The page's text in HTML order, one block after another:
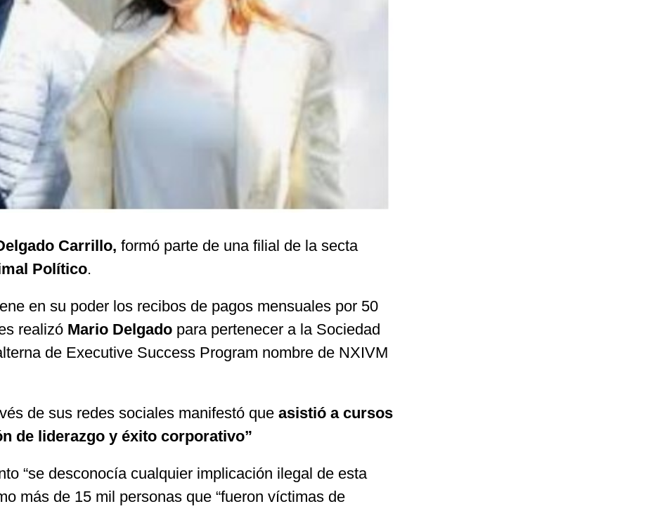
Carrillo, formó parte de una filial de la secta
Político.
en su poder los recibos de pagos mensuales por 50
realizó Mario Delgado para pertenecer a la Sociedad
de Executive Success Program nombre de NXIVM
de sus redes sociales manifestó que asistió a cursos
de liderazgo y éxito corporativo”
“se desconocía cualquier implicación ilegal de esta
más de 15 mil personas que “fueron víctimas de